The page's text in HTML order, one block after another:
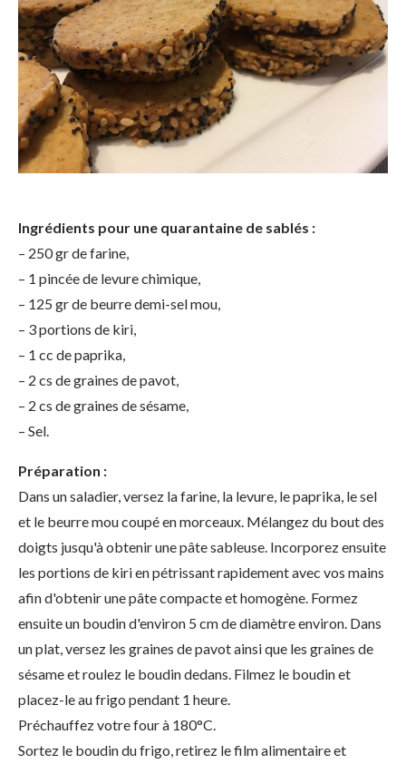
Ingrédients pour une quarantaine de sablés :
– 250 gr de farine,
– 1 pincée de levure chimique,
– 125 gr de beurre demi-sel mou,
– 3 portions de kiri,
– 1 cc de paprika,
– 2 cs de graines de pavot,
– 2 cs de graines de sésame,
– Sel.
Préparation :
Dans un saladier, versez la farine, la levure, le paprika, le sel
et le beurre mou coupé en morceaux. Mélangez du bout des
doigts jusqu'à obtenir une pâte sableuse. Incorporez ensuite
les portions de kiri en pétrissant rapidement avec vos mains
afin d'obtenir une pâte compacte et homogène. Formez
ensuite un boudin d'environ 5 cm de diamètre environ. Dans
un plat, versez les graines de pavot ainsi que les graines de
sésame et roulez le boudin dedans. Filmez le boudin et
placez-le au frigo pendant 1 heure.
Préchauffez votre four à 180°C.
Sortez le boudin du frigo, retirez le film alimentaire et